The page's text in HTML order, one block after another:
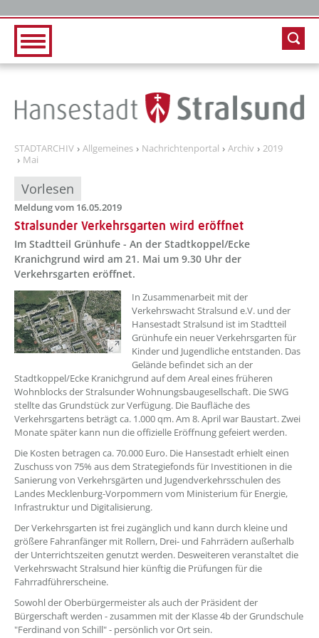
STADTARCHIV Allgemeines Nachrichtenportal Archiv
2019
Mai
Vorlesen
Meldung vom 16.05.2019
Stralsunder Verkehrsgarten wird eröffnet
Im Stadtteil Grünhufe - An der Stadtkoppel/Ecke
Kranichgrund wird am 21. Mai um 9.30 Uhr der
Verkehrsgarten eröffnet.
In Zusammenarbeit mit der
Verkehrswacht Stralsund e.V. und der
Hansestadt Stralsund ist im Stadtteil
Grünhufe ein neuer Verkehrsgarten für
Kinder und Jugendliche entstanden. Das
Gelände befindet sich an der
Stadtkoppel/Ecke Kranichgrund auf dem Areal eines früheren
Wohnblocks der Stralsunder Wohnungsbaugesellschaft. Die SWG
stellte das Grundstück zur Verfügung. Die Baufläche des
Verkehrsgartens beträgt ca. 1.000 qm. Am 8. April war Baustart. Zwei
Monate später kann nun die offizielle Eröffnung gefeiert werden.
Die Kosten betragen ca. 70.000 Euro. Die Hansestadt erhielt einen
Zuschuss von 75% aus dem Strategiefonds für Investitionen in die
Sanierung von Verkehrsgärten und Jugendverkehrsschulen des
Landes Mecklenburg-Vorpommern vom Ministerium für Energie,
Infrastruktur und Digitalisierung.
Der Verkehrsgarten ist frei zugänglich und kann durch kleine und
größere Fahranfänger mit Rollern, Drei- und Fahrrädern außerhalb
der Unterrichtszeiten genutzt werden. Desweiteren veranstaltet die
Verkehrswacht Stralsund hier künftig die Prüfungen für die
Fahrradführerscheine.
Sowohl der Oberbürgermeister als auch der Präsident der
Bürgerschaft werden - zusammen mit der Klasse 4b der Grundschule
"Ferdinand von Schill" - persönlich vor Ort sein.